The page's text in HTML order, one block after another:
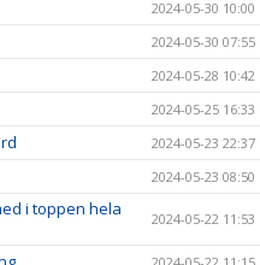
2024-05-30 10:00
2024-05-30 07:55
2024-05-28 10:42
2024-05-25 16:33
2024-05-23 22:37
2024-05-23 08:50
i toppen hela
2024-05-22 11:53